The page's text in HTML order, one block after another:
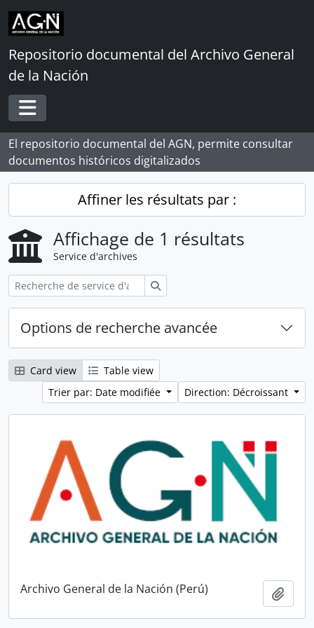
Skip to main content
Repositorio documental del Archivo General
de la Nación
Toggle navigation
El repositorio documental del AGN, permite consultar
documentos históricos digitalizados
Affiner les résultats par :
Affichage de 1 résultats
Service d'archives
Options de recherche avancée
Card view
Table view
Trier par: Date modifiée
Direction: Décroissant
Archivo General de la Nación (Perú)